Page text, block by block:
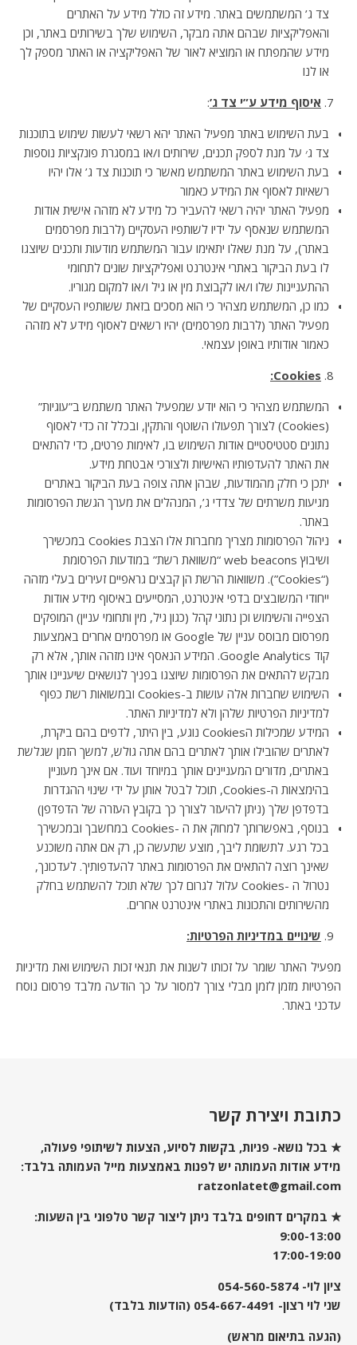
צד ג’ המשתמשים באתר. מידע זה כולל מידע על האתרים
והאפליקציות שבהם אתה מבקר, השימוש שלך בשירותים באתר, וכן
מידע שהמפתח או המוציא לאור של האפליקציה או האתר מספק לך
או לנו
איסוף מידע ע”י צד ג’
:
בעת השימוש באתר מפעיל האתר יהא רשאי לעשות שימוש בתוכנות
צד ג׳ על מנת לספק תכנים, שירותים ו/או במסגרת פונקציות נוספות
בעת השימוש באתר המשתמש מאשר כי תוכנות צד ג’ אלו יהיו
רשאיות לאסוף את המידע כאמור
מפעיל האתר יהיה רשאי להעביר כל מידע לא מזהה אישית אודות
המשתמש שנאסף על ידיו לשותפיו העסקיים (לרבות מפרסמים
באתר), על מנת שאלו יתאימו עבור המשתמש מודעות ותכנים שיוצגו
לו בעת הביקור באתרי אינטרנט ואפליקציות שונים לתחומי
ההתעניינות שלו ו/או לקבוצת מין או גיל ו/או למקום מגוריו.
כמו כן, המשתמש מצהיר כי הוא מסכים בזאת ששותפיו העסקיים של
מפעיל האתר (לרבות מפרסמים) יהיו רשאים לאסוף מידע לא מזהה
כאמור אודותיו באופן עצמאי.
Cookies
:
המשתמש מצהיר כי הוא יודע שמפעיל האתר משתמש ב”עוגיות”
(Cookies) לצורך תפעולו השוטף והתקין, ובכלל זה כדי לאסוף
נתונים סטטיסטיים אודות השימוש בו, לאימות פרטים, כדי להתאים
את האתר להעדפותיו האישיות ולצורכי אבטחת מידע.
יתכן כי חלק מהמודעות, שבהן אתה צופה בעת הביקור באתרים
מגיעות משרתים של צדדי ג’, המנהלים את מערך הגשת הפרסומות
באתר.
ניהול הפרסומות מצריך מחברות אלו הצבת Cookies במכשירך
ושיבוץ web beacons “משוואת רשת” במודעות הפרסומת
(“Cookies”). משוואות הרשת הן קבצים גראפיים זעירים בעלי מזהה
ייחודי המשובצים בדפי אינטרנט, המסייעים באיסוף מידע אודות
הצפייה והשימוש וכן נתוני קהל (כגון גיל, מין ותחומי עניין) המופקים
מפרסום מבוסס עניין של Google או מפרסמים אחרים באמצעות
קוד Google Analytics. המידע הנאסף אינו מזהה אותך, אלא רק
מבקש להתאים את הפרסומות שיוצגו בפניך לנושאים שיעניינו אותך
השימוש שחברות אלה עושות ב-Cookies ובמשואות רשת כפוף
למדיניות הפרטיות שלהן ולא למדיניות האתר.
המידע שמכילות הCookies נוגע, בין היתר, לדפים בהם ביקרת,
לאתרים שהובילו אותך לאתרים בהם אתה גולש, למשך הזמן שגלשת
באתרים, מדורים המעניינים אותך במיוחד ועוד. אם אינך מעוניין
בהימצאות ה-Cookies, תוכל לבטל אותן על ידי שינוי ההגדרות
בדפדפן שלך (ניתן להיעזר לצורך כך בקובץ העזרה של הדפדפן)
בנוסף, באפשרותך למחוק את ה -Cookies במחשבך ובמכשירך
בכל רגע. לתשומת ליבך, מוצע שתעשה כן, רק אם אתה משוכנע
שאינך רוצה להתאים את הפרסומות באתר להעדפותיך. לעדכונך,
נטרול ה -Cookies עלול לגרום לכך שלא תוכל להשתמש בחלק
מהשירותים והתכונות באתרי אינטרנט אחרים.
שינויים במדיניות הפרטיות:
מפעיל האתר שומר על זכותו לשנות את תנאי זכות השימוש ואת מדיניות
הפרטיות מזמן לזמן מבלי צורך למסור על כך הודעה מלבד פרסום נוסח
עדכני באתר.
כתובת ויצירת קשר
★ בכל נושא- פניות, בקשות לסיוע, הצעות לשיתופי פעולה,
מידע אודות העמותה יש לפנות באמצעות מייל העמותה בלבד:
ratzonlatet@gmail.com
★ במקרים דחופים בלבד ניתן ליצור קשר טלפוני בין השעות:
9:00-13:00
17:00-19:00
ציון לוי- 054-560-5874
שני לוי רצון- 054-667-4491 (הודעות בלבד)
(הגעה בתיאום מראש)